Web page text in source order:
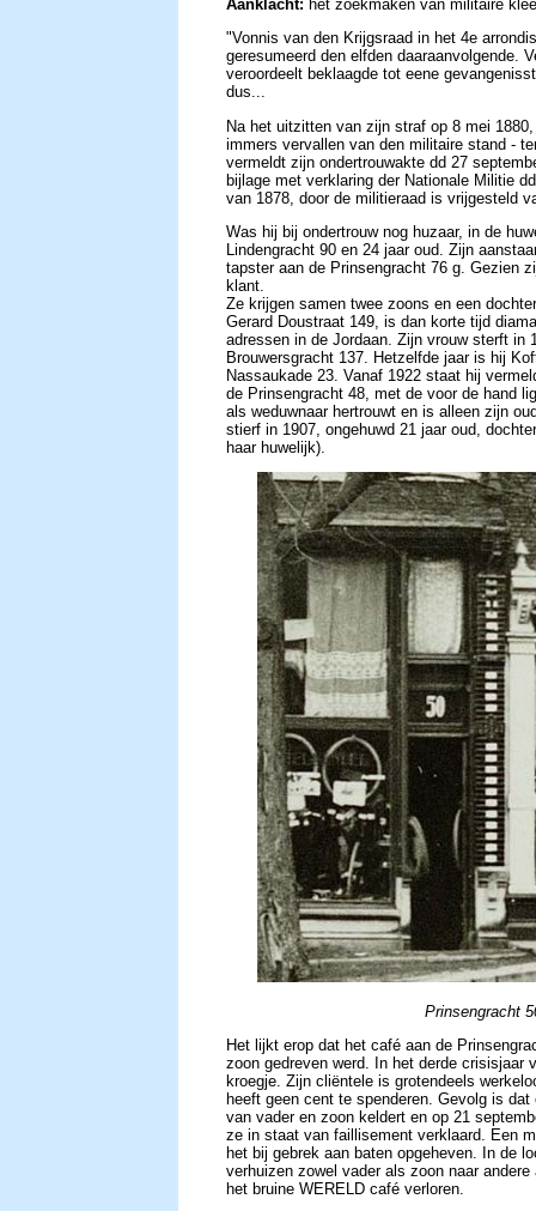
Aanklacht: het zoekmaken van militaire
"Vonnis van den Krijgsraad in het 4e
geresumeerd den elfden daaraanvolgende.
veroordeelt beklaagde tot eene
dus...
Na het uitzitten van zijn straf op 8 mei
immers vervallen van den militaire stand -
vermeldt zijn ondertrouwakte dd 27
bijlage met verklaring der Nationale Militie
van 1878, door de militieraad is vrijgesteld
Was hij bij ondertrouw nog huzaar, in de
Lindengracht 90 en 24 jaar oud. Zijn
tapster aan de Prinsengracht 76 g. Gezien
klant.
Ze krijgen samen twee zoons en een
Gerard Doustraat 149, is dan korte tijd
adressen in de Jordaan. Zijn vrouw sterft in
Brouwersgracht 137. Hetzelfde jaar is hij
Nassaukade 23. Vanaf 1922 staat hij
de Prinsengracht 48, met de voor de hand
als weduwnaar hertrouwt en is alleen zijn
stierf in 1907, ongehuwd 21 jaar oud,
haar huwelijk).
Prinsengracht
Het lijkt erop dat het café aan de
zoon gedreven werd. In het derde crisisjaar
kroegje. Zijn cliëntele is grotendeels
heeft geen cent te spenderen. Gevolg is
van vader en zoon keldert en op 21
ze in staat van faillisement verklaard. Een
het bij gebrek aan baten opgeheven. In de
verhuizen zowel vader als zoon naar
het bruine WERELD café verloren.